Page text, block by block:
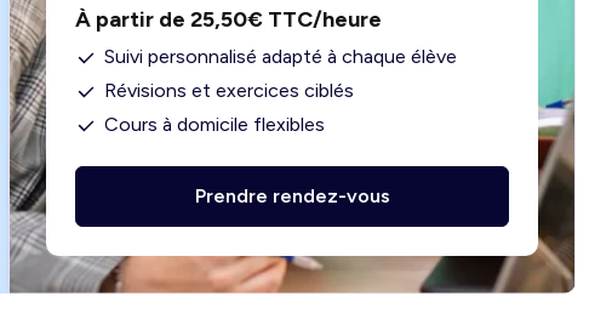
À partir de 25,50€ TTC/heure
Suivi personnalisé adapté à chaque élève
Révisions et exercices ciblés
Cours à domicile flexibles
Prendre rendez-vous